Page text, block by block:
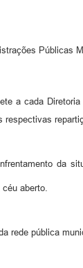
Públicas
a cada
respectivas
da
aberto.
rede pública